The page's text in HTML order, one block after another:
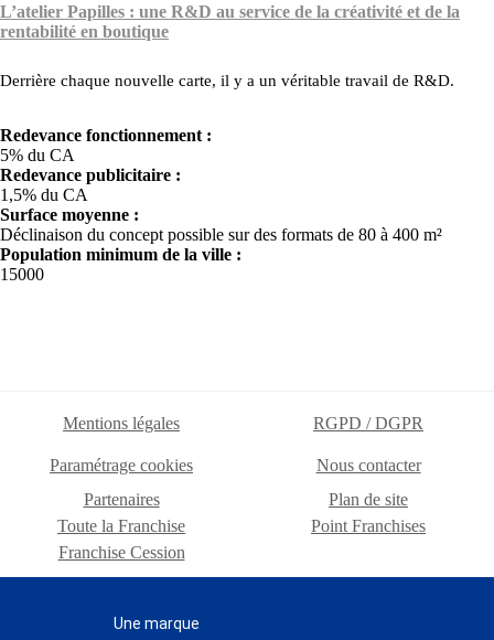
L’atelier Papilles : une R&D au service de la créativité et de la
rentabilité en boutique
Derrière chaque nouvelle carte, il y a un véritable travail de R&D.
Redevance fonctionnement :
5% du CA
Redevance publicitaire :
1,5% du CA
Surface moyenne :
Déclinaison du concept possible sur des formats de 80 à 400 m²
Population minimum de la ville :
15000
Mentions légales RGPD / DGPR
Paramétrage cookies
Nous contacter
Partenaires
Plan de site
Toute la Franchise
Point Franchises
Franchise Cession
Une marque